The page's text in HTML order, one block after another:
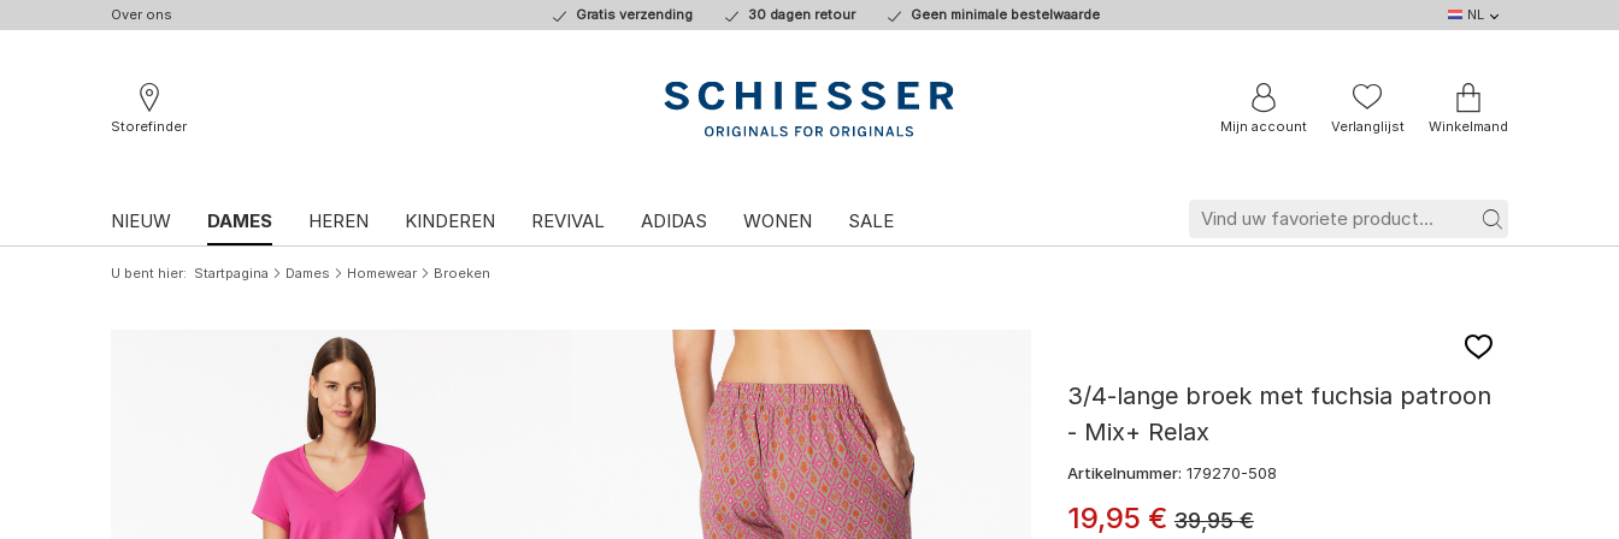
Over ons Gratis verzending 30 dagen retour Geen minimale bestelwaarde
NL
DE
NL
BE
FR
Storefinder
Mijn account Verlanglijst Winkelmand
NIEUW DAMES HEREN KINDEREN REVIVAL ADIDAS WONEN SALE
U bent hier Startpagina Dames Homewear Broeken
3/4-lange broek met fuchsia patroon
- Mix+ Relax
Artikelnummer: 179270-508
19,95 €39,95€